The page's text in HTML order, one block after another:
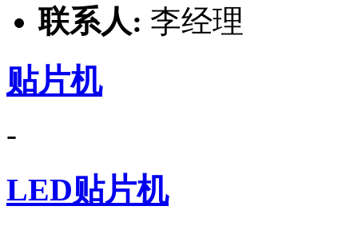
联系人: 李经理
贴片机
-
LED贴片机